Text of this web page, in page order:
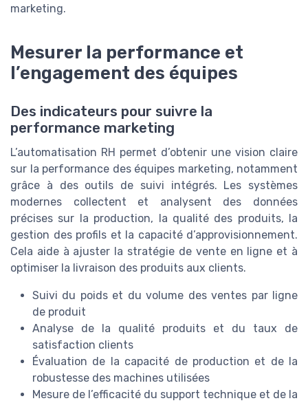
marketing.
Mesurer la performance et
l’engagement des équipes
Des indicateurs pour suivre la
performance marketing
L’automatisation RH permet d’obtenir une vision claire
sur la performance des équipes marketing, notamment
grâce à des outils de suivi intégrés. Les systèmes
modernes collectent et analysent des données
précises sur la production, la qualité des produits, la
gestion des profils et la capacité d’approvisionnement.
Cela aide à ajuster la stratégie de vente en ligne et à
optimiser la livraison des produits aux clients.
Suivi du poids et du volume des ventes par ligne
de produit
Analyse de la qualité produits et du taux de
satisfaction clients
Évaluation de la capacité de production et de la
robustesse des machines utilisées
Mesure de l’efficacité du support technique et de la